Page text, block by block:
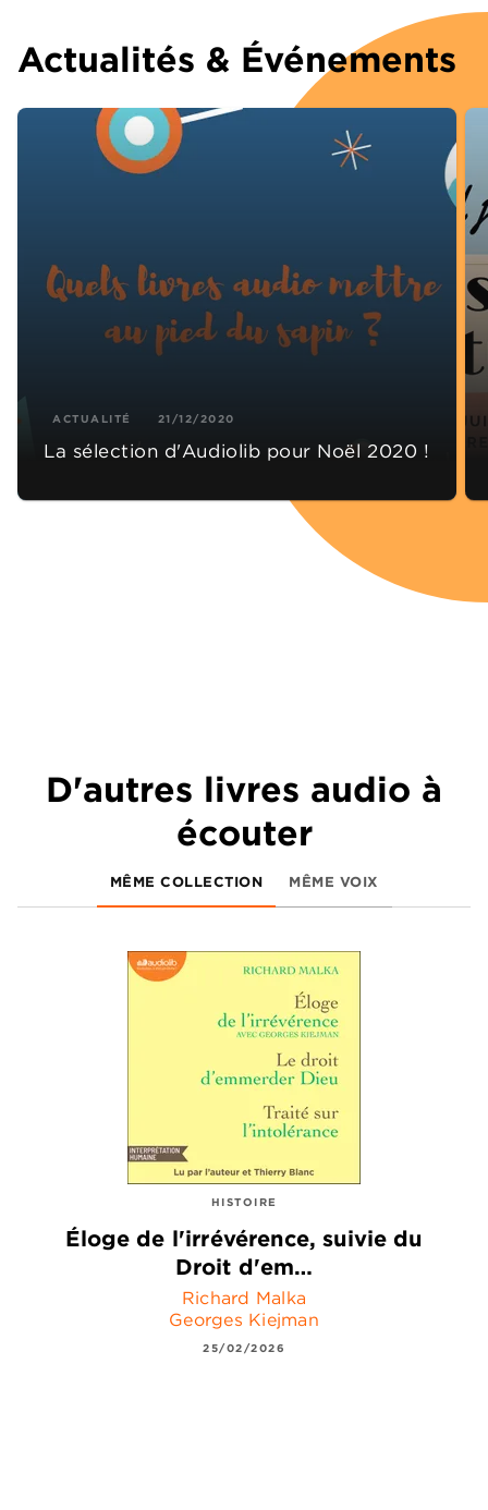
Actualités & Événements
ACTUALITÉ 21/12/2020
La sélection d'Audiolib pour Noël 2020 !
D'autres livres audio à
écouter
MÊME COLLECTION MÊME VOIX
HISTOIRE
Éloge de l'irrévérence, suivie du
Droit d'em…
Richard Malka
Georges Kiejman
25/02/2026